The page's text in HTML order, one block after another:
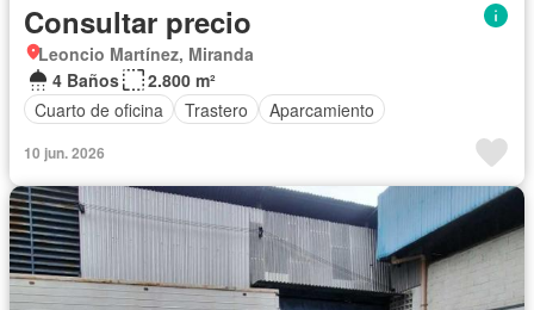
Consultar precio
Leoncio Martínez, Miranda
4 Baños
2.800 m²
Cuarto de oficina
Trastero Aparcamiento
10 jun. 2026